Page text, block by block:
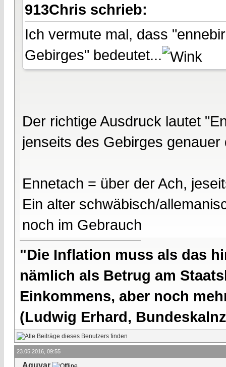
913Chris schrieb:
Ich vermute mal, dass
Gebirges" bedeutet...
Der richtige Ausdruck lautet
jenseits des Gebirges
Ennetach = über der Ach,
Ein alter schwäbisch/
noch im Gebrauch
"Die Inflation muss als das
nämlich als Betrug am
Einkommens, aber noch
(Ludwig Erhard,
23.05.2016, 09:55
Aguyar